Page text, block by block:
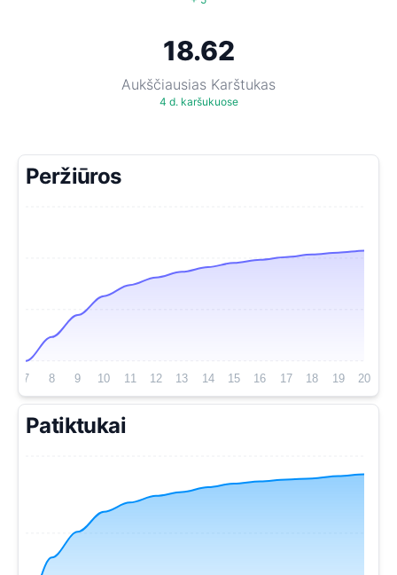
18.62
Aukščiausias Karštukas
4 d. karšukuose
Peržiūros
7 8 9 10 11 12 13 14 15 16 17 18 19 20
Patiktukai